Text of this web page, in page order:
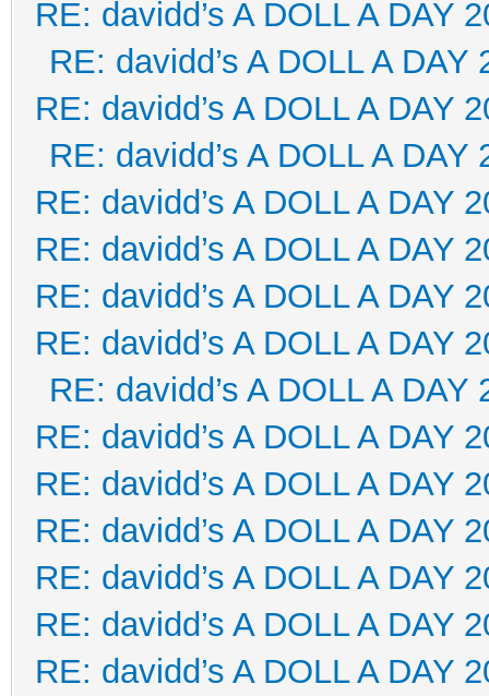
RE: davidd’s A DOLL A DAY
RE: davidd’s A DOLL A DAY
RE: davidd’s A DOLL A DAY
RE: davidd’s A DOLL A DAY
RE: davidd’s A DOLL A DAY
RE: davidd’s A DOLL A DAY
RE: davidd’s A DOLL A DAY
RE: davidd’s A DOLL A DAY
RE: davidd’s A DOLL A DAY
RE: davidd’s A DOLL A DAY
RE: davidd’s A DOLL A DAY
RE: davidd’s A DOLL A DAY
RE: davidd’s A DOLL A DAY
RE: davidd’s A DOLL A DAY
RE: davidd’s A DOLL A DAY